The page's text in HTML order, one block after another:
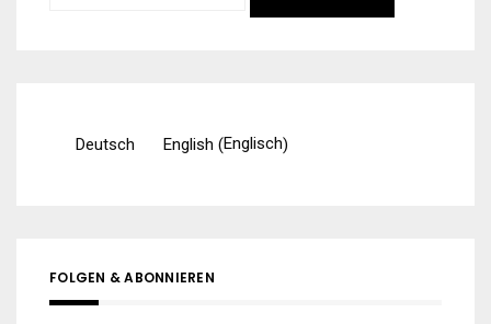
Deutsch English (Englisch)
FOLGEN & ABONNIEREN